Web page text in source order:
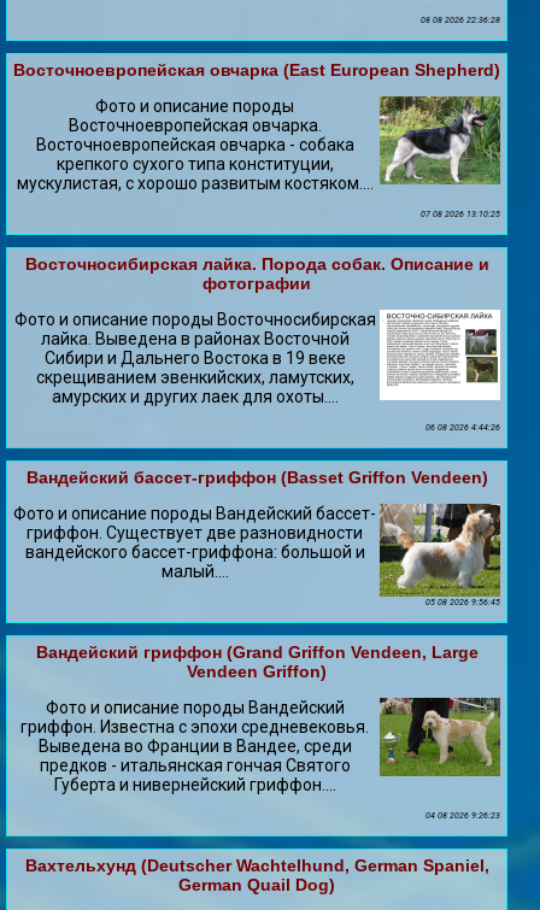
08 08 2026 22:36:28
Восточноевропейская овчарка (East European Shepherd)
Фото и описание породы
Восточноевропейская овчарка.
Восточноевропейская овчарка - собака
крепкого сухого типа конституции,
мускулистая, с хорошо развитым костяком....
07 08 2026 13:10:25
Восточносибирская лайка. Порода собак. Описание и
фотографии
Фото и описание породы Восточносибирская
лайка. Выведена в районах Восточной
Сибири и Дальнего Востока в 19 веке
скрещиванием эвенкийских, ламутских,
амурских и других лаек для охоты....
06 08 2026 4:44:26
Вандейский бассет-гриффон (Basset Griffon Vendeen)
Фото и описание породы Вандейский бассет-
гриффон. Существует две разновидности
вандейского бассет-гриффона: большой и
малый....
05 08 2026 9:56:45
Вандейский гриффон (Grand Griffon Vendeen, Large
Vendeen Griffon)
Фото и описание породы Вандейский
гриффон. Известна с эпохи средневековья.
Выведена во Франции в Вандее, среди
предков - итальянская гончая Святого
Губерта и нивернейский гриффон....
04 08 2026 9:26:23
Вахтельхунд (Deutscher Wachtelhund, German Spaniel,
German Quail Dog)